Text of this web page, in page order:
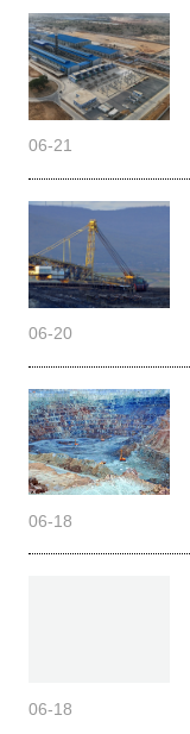
06-21
06-20
06-18
06-18